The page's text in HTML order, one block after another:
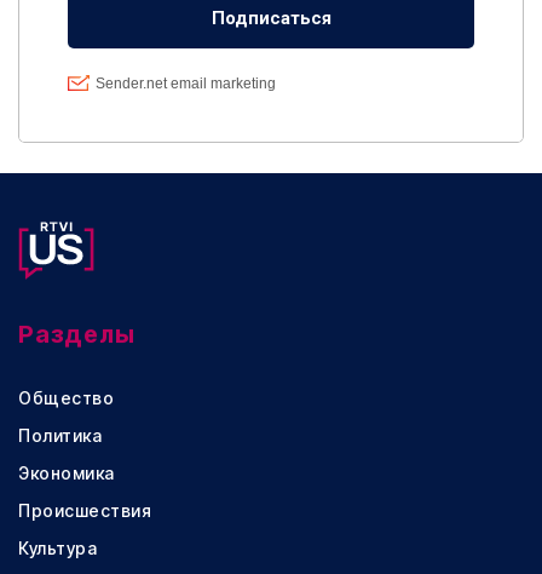
Разделы
Общество
Политика
Экономика
Происшествия
Культура